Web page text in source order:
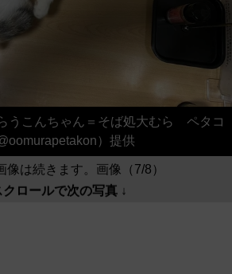
うこんちゃん＝そば処大むら ペタコ
）提供
像は続きます。画像（7/8）
クロールで次の写真 ↓